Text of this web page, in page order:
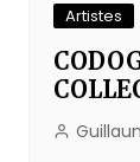
Artistes